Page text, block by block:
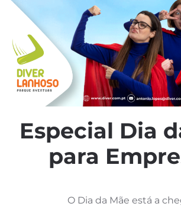
Especial Dia
para
O Dia da Mãe está a